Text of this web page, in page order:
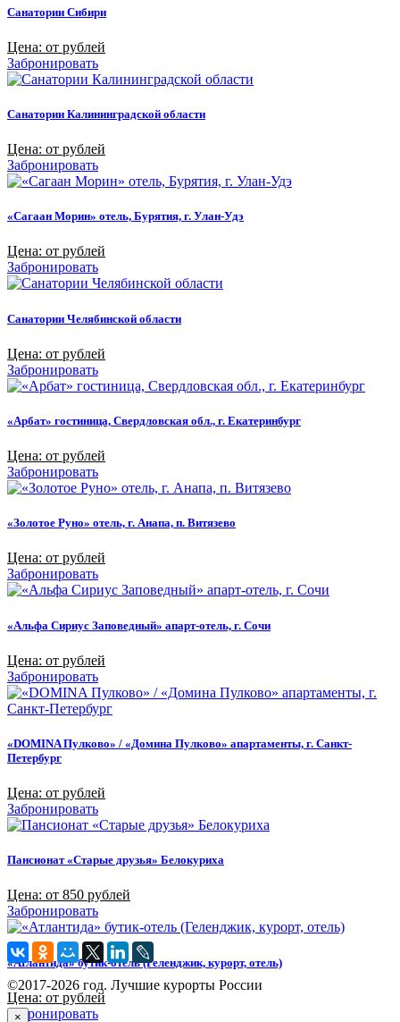
Санатории Сибири
Цена: от рублей
Забронировать
Санатории Калининградской области
Цена: от рублей
Забронировать
«Сагаан Морин» отель, Бурятия, г. Улан-Удэ
Цена: от рублей
Забронировать
Санатории Челябинской области
Цена: от рублей
Забронировать
«Арбат» гостиница, Свердловская обл., г. Екатеринбург
Цена: от рублей
Забронировать
«Золотое Руно» отель, г. Анапа, п. Витязево
Цена: от рублей
Забронировать
«Альфа Сириус Заповедный» апарт-отель, г. Сочи
Цена: от рублей
Забронировать
«DOMINA Пулково» / «Домина Пулково» апартаменты, г. Санкт-
Петербург
Цена: от рублей
Забронировать
Пансионат «Старые друзья» Белокуриха
Цена: от 850 рублей
Забронировать
«Атлантида» бутик-отель (Геленджик, курорт, отель)
Цена: от рублей
Забронировать
©2017-2026 год. Лучшие курорты России
×